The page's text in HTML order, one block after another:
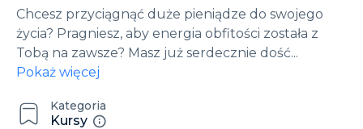
Kategoria
Kursy
Chcesz przyciągnąć duże pieniądze do swojego
życia? Pragniesz, aby energia obfitości została z
Tobą na zawsze? Masz już serdecznie dość...
Pokaż więcej